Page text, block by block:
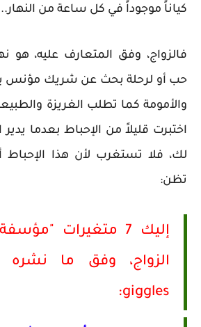
كياناً موجوداً في كل ساعة من النهار..
فالزواج، وفق المتعارف عليه،
حب أو لرحلة بحث عن شريك مؤنس
والأمومة كما تطلب الغريزة
اختبرت قليلاً من الإحباط بعدما يدير
لك، فلا تستغرب لأن هذا الإحباط
تظن:
إليك 7 متغيرات
giggles: